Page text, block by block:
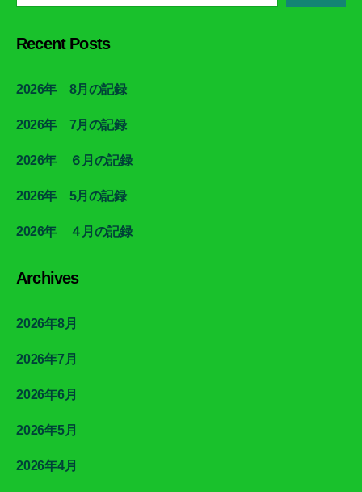
Recent Posts
2026年 8月の記録
2026年 7月の記録
2026年 ６月の記録
2026年 5月の記録
2026年 ４月の記録
Archives
2026年8月
2026年7月
2026年6月
2026年5月
2026年4月